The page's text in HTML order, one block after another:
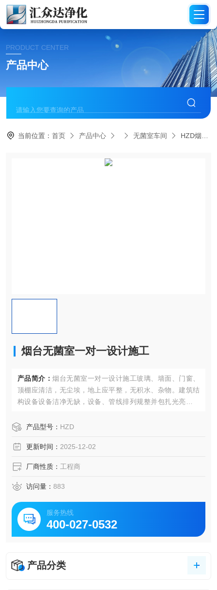
PRODUCT CENTER
产品中心
当前位置：首页 产品中心 无菌室车间 HZD烟台无菌室一对一设计施工
烟台无菌室一对一设计施工
产品简介： 烟台无菌室一对一设计施工玻璃、墙面、门窗、
顶棚应清洁，无尘埃，地上应平整，无积水、杂物。建筑结
构设备设备洁净无缺，设备、管线排列规整并包扎光亮，无
产品型号： HZD
更新时间： 2025-12-02
厂商性质： 工程商
访问量： 883
服务热线
400-027-0532
产品分类